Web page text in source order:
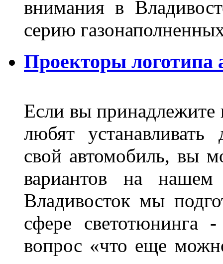
внимания в
серию
Проекторы логотипа
Если вы принадлежите
любят устанавливать
свой автомобиль, вы
вариантов на
Владивосток мы
сфере светотюнинга
вопрос «что еще